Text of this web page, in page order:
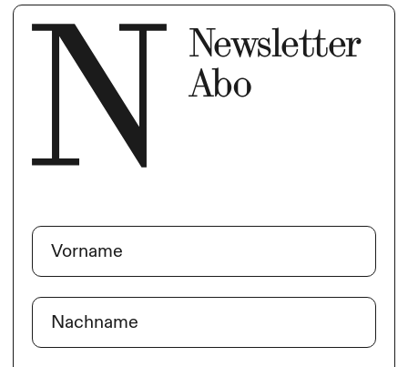
Newsletter
Abo
Name